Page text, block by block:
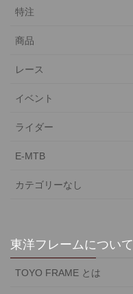
特注
商品
レース
イベント
ライダー
E-MTB
カテゴリーなし
東洋フレームについて
TOYO FRAME とは